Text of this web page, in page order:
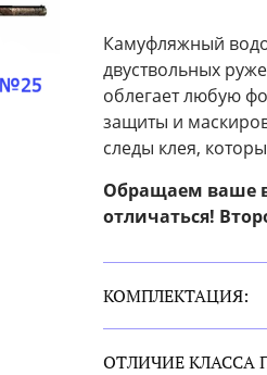
Камуфляжный
двуствольных
облегает любую
защиты и
следы клея,
Обращаем ваше
отличаться!
КОМПЛЕКТАЦИЯ:
ОТЛИЧИЕ КЛАССА